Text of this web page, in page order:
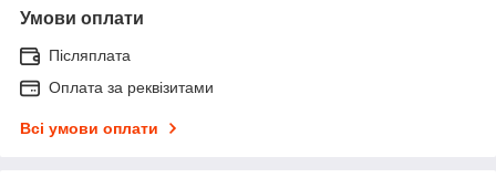
Умови оплати
Післяплата
Оплата за реквізитами
Всі умови оплати